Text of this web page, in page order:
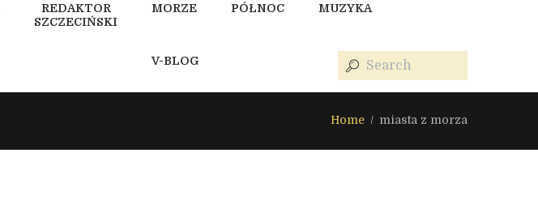
REDAKTOR
SZCZECIŃSKI
MORZE PÓŁNOC MUZYKA
V-BLOG
Home miasta z morza